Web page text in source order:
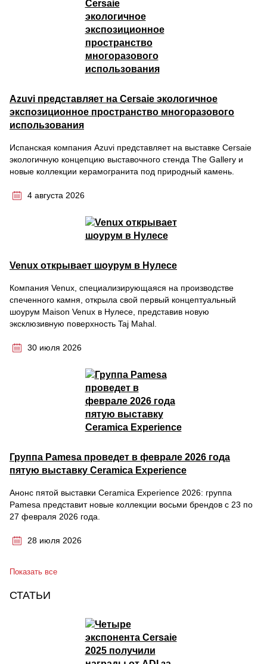
Azuvi представляет на Cersaie экологичное
экспозиционное пространство многоразового
использования
Испанская компания Azuvi представляет на выставке Cersaie
экологичную концепцию выставочного стенда The Gallery и
новые коллекции керамогранита под природный камень.
4 августа 2026
Venux открывает шоурум в Нулесе
Компания Venux, специализирующаяся на производстве
спеченного камня, открыла свой первый концептуальный
шоурум Maison Venux в Нулесе, представив новую
эксклюзивную поверхность Taj Mahal.
30 июля 2026
Группа Pamesa проведет в феврале 2026 года
пятую выставку Ceramica Experience
Анонс пятой выставки Ceramica Experience 2026: группа
Pamesa представит новые коллекции восьми брендов с 23 по
27 февраля 2026 года.
28 июля 2026
Показать все
СТАТЬИ